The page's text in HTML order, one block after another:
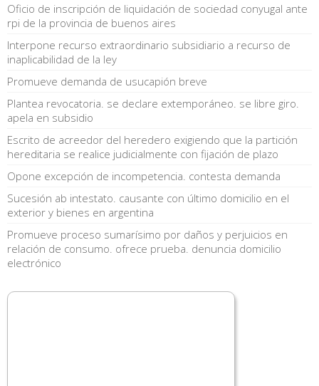
Oficio de inscripción de liquidación de sociedad conyugal ante
rpi de la provincia de buenos aires
Interpone recurso extraordinario subsidiario a recurso de
inaplicabilidad de la ley
Promueve demanda de usucapión breve
Plantea revocatoria. se declare extemporáneo. se libre giro.
apela en subsidio
Escrito de acreedor del heredero exigiendo que la partición
hereditaria se realice judicialmente con fijación de plazo
Opone excepción de incompetencia. contesta demanda
Sucesión ab intestato. causante con último domicilio en el
exterior y bienes en argentina
Promueve proceso sumarísimo por daños y perjuicios en
relación de consumo. ofrece prueba. denuncia domicilio
electrónico